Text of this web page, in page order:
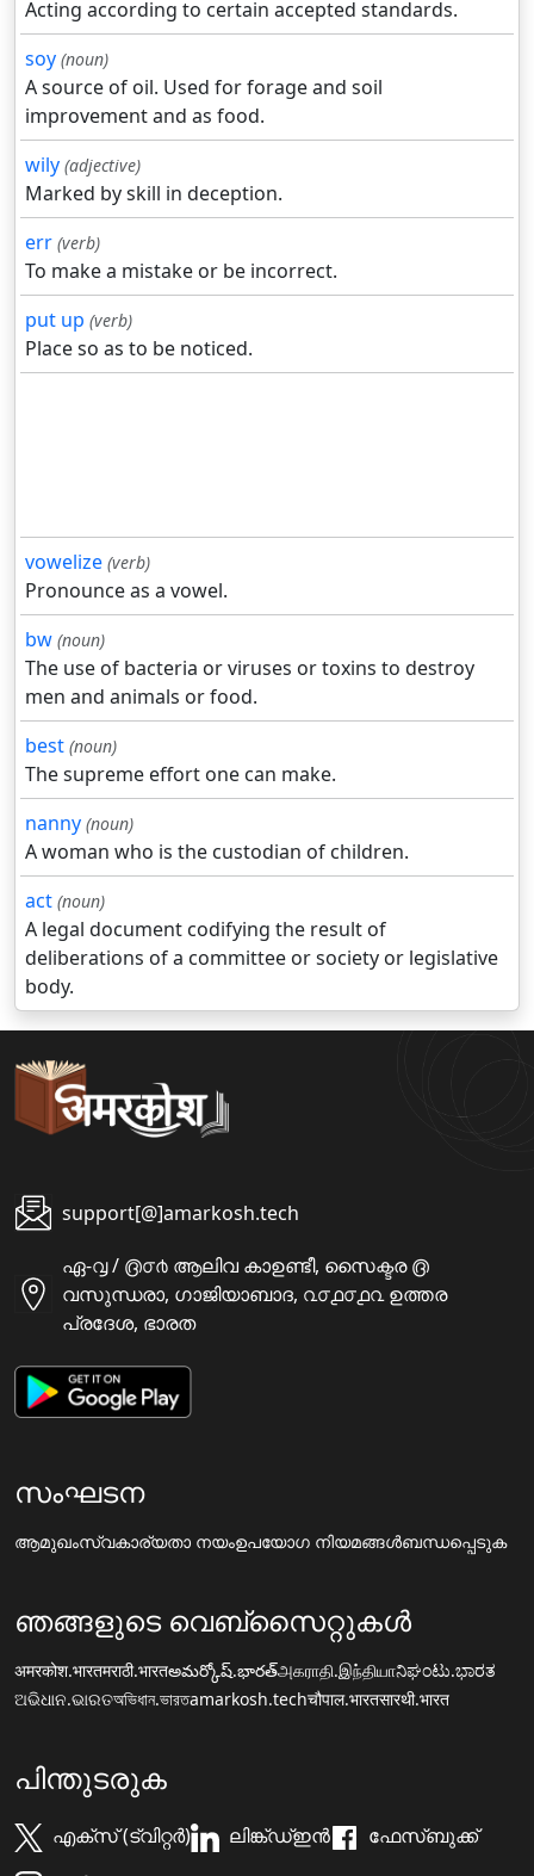
Acting according to certain accepted standards.
soy (noun)
A source of oil. Used for forage and soil
improvement and as food.
wily (adjective)
Marked by skill in deception.
err (verb)
To make a mistake or be incorrect.
put up (verb)
Place so as to be noticed.
vowelize (verb)
Pronounce as a vowel.
bw (noun)
The use of bacteria or viruses or toxins to destroy
men and animals or food.
best (noun)
The supreme effort one can make.
nanny (noun)
A woman who is the custodian of children.
act (noun)
A legal document codifying the result of
deliberations of a committee or society or legislative
body.
support[@]amarkosh.tech
ഏ-൮ / ൫൦൪ ആലിവ കാഉണ്ടീ, സൈക്ടര ൫
വസുന്ധരാ, ഗാജിയാബാദ, ൨൦൧൦൧൨ ഉത്തര
പ്രദേശ, ഭാരത
സംഘടന
ആമുഖംസ്വകാര്യതാ നയംഉപയോഗ നിയമങ്ങൾബന്ധപ്പെടുക
ഞങ്ങളുടെ വെബ്സൈറ്റുകൾ
अमरकोश.भारतमराठी.भारतఅమర్కోష్.భారత్அகராதி.இந்தியாನಿಘಂಟು.ಭಾರತ
ଅଭିଧାନ.ଭାରତঅভিধান.ভারতamarkosh.techचौपाल.भारतसारथी.भारत
പിന്തുടരുക
എക്സ് (ട്വിറ്റർ) ലിങ്ക്ഡ്ഇൻ
ഫേസ്ബുക്ക്